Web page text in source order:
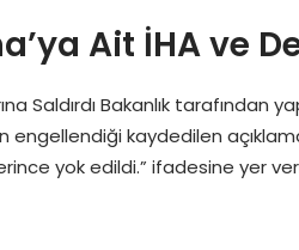
Ait İHA ve
Saldırdı Bakanlık tarafından
engellendiği kaydedilen
yok edildi.” ifadesine yer